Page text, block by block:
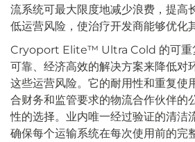
流系统可最大限度地减少浪费，提高
低运营风险，使治疗开发商能够优化
Cryoport Elite™ Ultra Cold 的可重
可靠、经济高效的解决方案来降低对
这些运营风险。它的耐用性和重复使
合财务和监管要求的物流合作伙伴的
性的选择。业内唯一经过验证的清洁
确保每个运输系统在每次使用前的完